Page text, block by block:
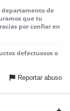
departamento de
que tu
por confiar en
defectuosos o
Reportar abuso